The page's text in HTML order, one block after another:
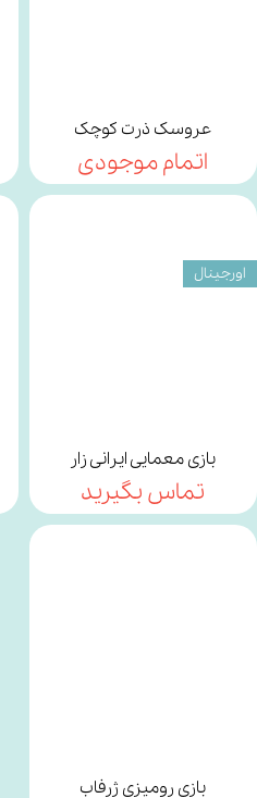
عروسک ذرت کوچک
اتمام موجودی
بازی معمایی ایرانی زار
تماس بگیرید
اورجینال
بازی رومیزی ژرفاب